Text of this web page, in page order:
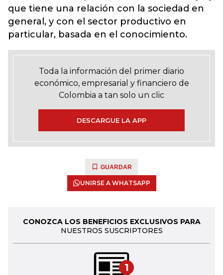
que tiene una relación con la sociedad en
general, y con el sector productivo en
particular, basada en el conocimiento.
Toda la información del primer diario
económico, empresarial y financiero de
Colombia a tan solo un clic
DESCARGUE LA APP
GUARDAR
UNIRSE A WHATSAPP
CONOZCA LOS BENEFICIOS EXCLUSIVOS PARA
NUESTROS SUSCRIPTORES
1